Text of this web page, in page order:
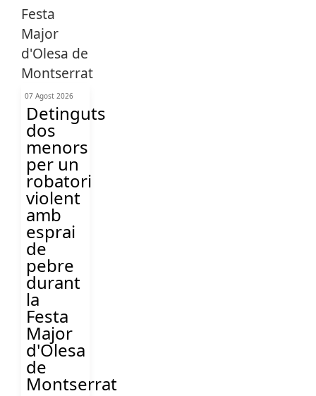
07 Agost 2026
Detinguts
dos
menors
per un
robatori
violent
amb
esprai
de
pebre
durant
la
Festa
Major
d'Olesa
de
Montserrat